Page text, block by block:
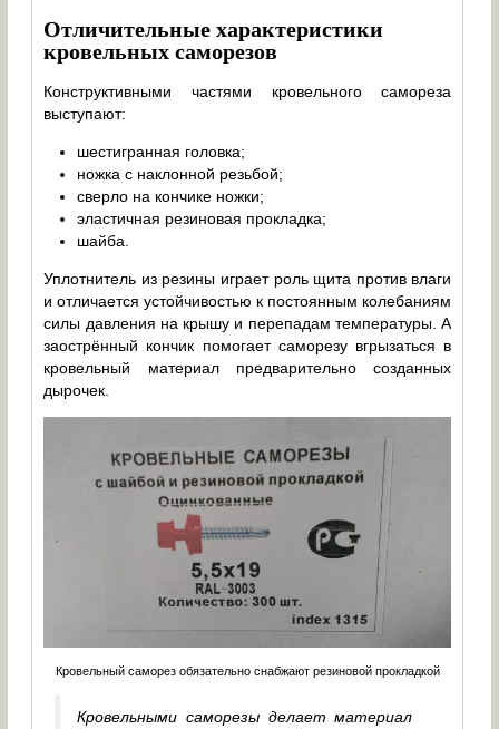
Отличительные характеристики
кровельных саморезов
Конструктивными частями кровельного самореза
выступают:
шестигранная головка;
ножка с наклонной резьбой;
сверло на кончике ножки;
эластичная резиновая прокладка;
шайба.
Уплотнитель из резины играет роль щита против влаги
и отличается устойчивостью к постоянным колебаниям
силы давления на крышу и перепадам температуры. А
заострённый кончик помогает саморезу вгрызаться в
кровельный материал предварительно созданных
дырочек.
Кровельный саморез обязательно снабжают резиновой прокладкой
Кровельными саморезы делает материал